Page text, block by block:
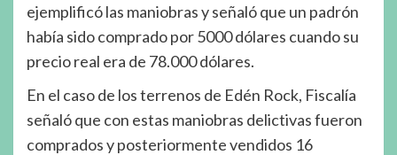
ejemplificó las maniobras y señaló que un padrón
había sido comprado por 5000 dólares cuando su
precio real era de 78.000 dólares.
En el caso de los terrenos de Edén Rock, Fiscalía
señaló que con estas maniobras delictivas fueron
comprados y posteriormente vendidos 16